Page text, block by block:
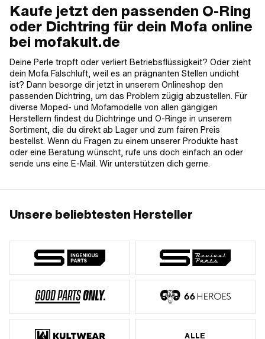
Kaufe jetzt den passenden O-Ring
oder Dichtring für dein Mofa online
bei mofakult.de
Deine Perle tropft oder verliert Betriebsflüssigkeit? Oder zieht
dein Mofa Falschluft, weil es an prägnanten Stellen undicht
ist? Dann besorge dir jetzt in unserem Onlineshop den
passenden Dichtring, um das Problem zügig abzustellen. Für
diverse Moped- und Mofamodelle von allen gängigen
Herstellern findest du Dichtringe und O-Ringe in unserem
Sortiment, die du direkt ab Lager und zum fairen Preis
bestellst. Wenn du Fragen zu einem unserer Produkte hast
oder eine Beratung wünscht, rufe uns doch einfach an oder
sende uns eine E-Mail. Wir unterstützen dich gerne.
Unsere beliebtesten Hersteller
ALLE